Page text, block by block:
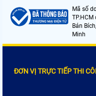
Mã số
Bán
Minh
ĐƠN VỊ TRỰC TIẾP THI